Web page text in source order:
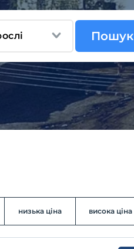
Пошук
низька ціна висока ціна